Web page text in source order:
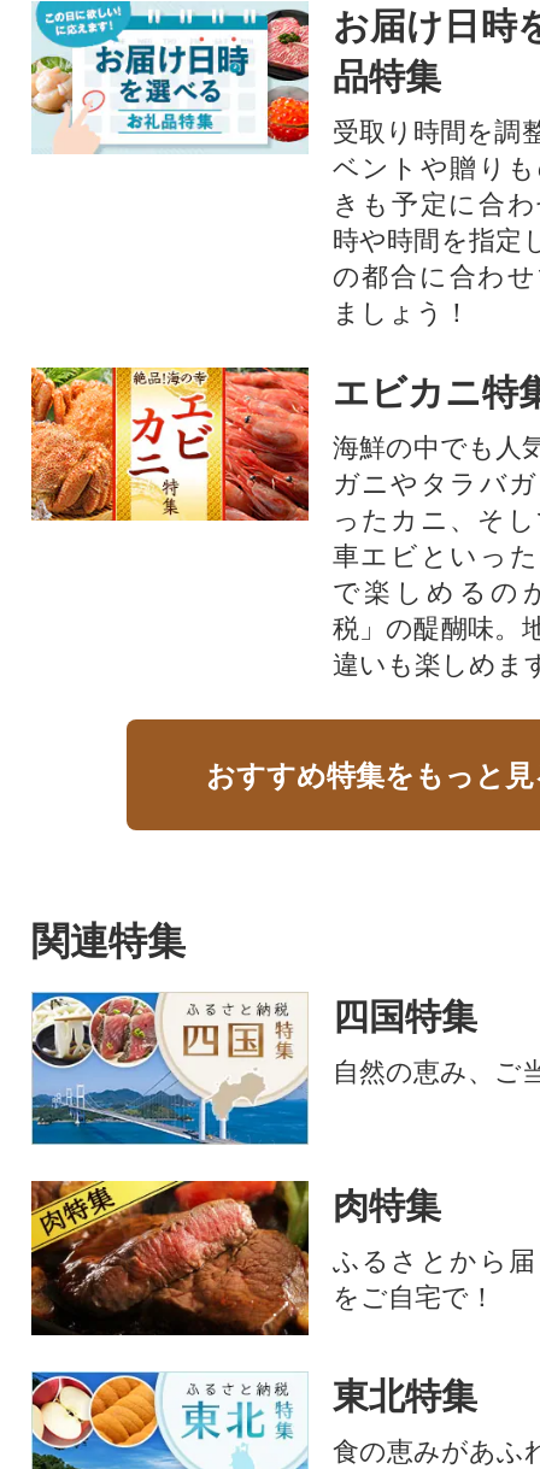
お届け日時
品特集
受取り時間を調
ベントや贈り
きも予定に合
時や時間を指定
の都合に合わ
ましょう！
エビカニ特
海鮮の中でも人
ガニやタラバ
ったカニ、そ
車エビといっ
で楽しめるの
税」の醍醐味。
違いも楽しめま
おすすめ特集をもっと
関連特集
四国特集
自然の恵み、ご
肉特集
ふるさとから
をご自宅で！
東北特集
食の恵みがあふ